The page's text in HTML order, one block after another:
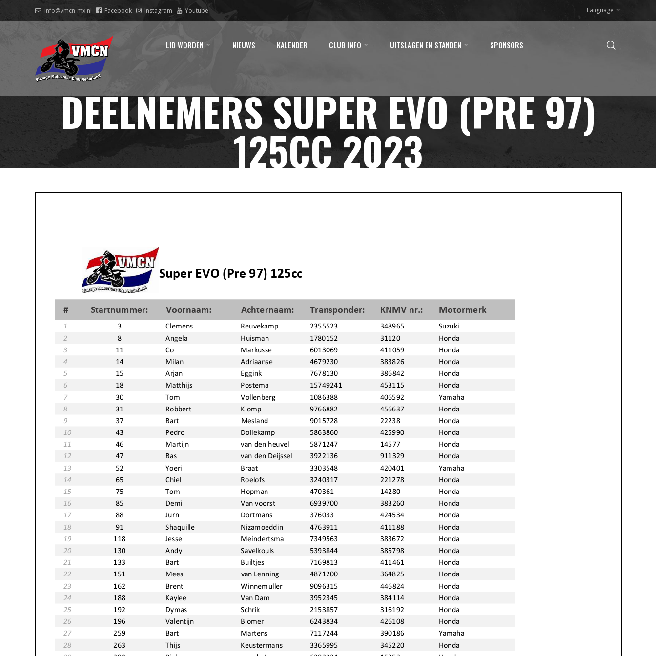
info@vmcn-mx.nl Facebook Instagram Youtube Language
LID WORDEN NIEUWS KALENDER CLUB INFO UITSLAGEN EN STANDEN SPONSORS
DEELNEMERS SUPER EVO (PRE 97)
125CC 2023